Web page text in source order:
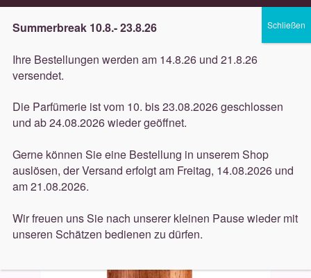
Lieferung innerhalb 3 Werktagen
Navigation
springen
Inhalt
springen
Düfte
öffnen
öffnen
Dekorative
Accessoires
öffnen
Start Pflege Ebenholz
Gesichtspflege (Ebenholz)
Summerbreak 10.8.- 23.8.26
Ihre Bestellungen werden am 14.8.26 und 21.8.26
versendet.
Die Parfümerie ist vom 10. bis 23.08.2026 geschlossen
und ab 24.08.2026 wieder geöffnet.
Gerne können Sie eine Bestellung in unserem Shop
auslösen, der Versand erfolgt am Freitag, 14.08.2026 und
am 21.08.2026.
Wir freuen uns Sie nach unserer kleinen Pause wieder mit
unseren Schätzen bedienen zu dürfen.